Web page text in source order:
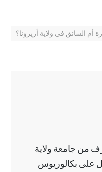
أم السائق في ولاية أريزونا؟
من جامعة ولاية
حيث حصل على بكالوريوس